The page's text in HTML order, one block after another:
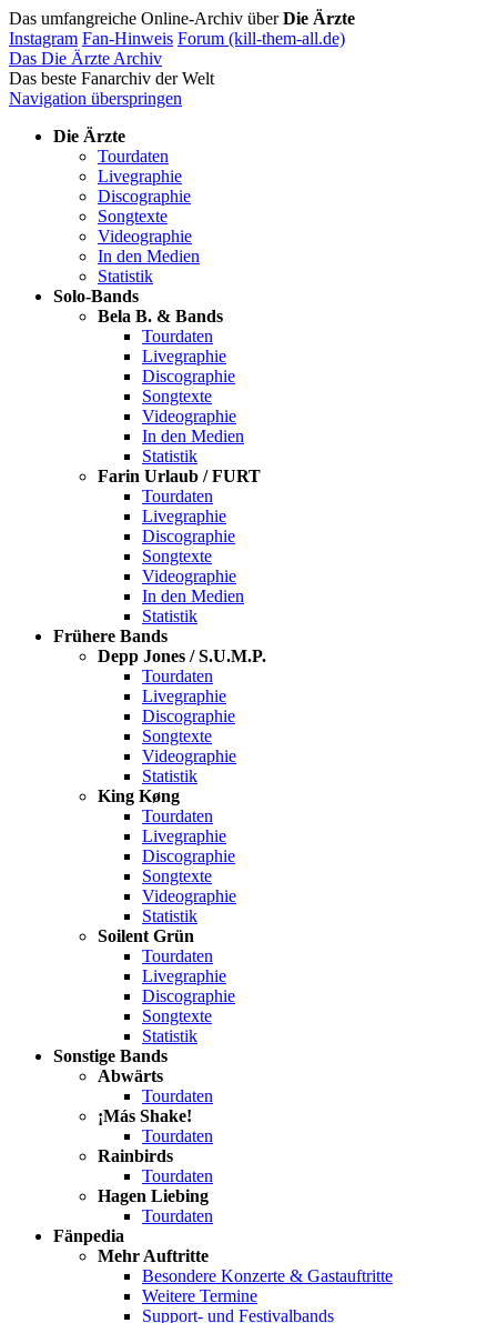
Das umfangreiche Online-Archiv überDie Ärzte
Instagram Fan-Hinweis Forum (kill-them-all.de)
Das Die Ärzte Archiv
Das beste Fanarchiv der Welt
Navigation überspringen
Die Ärzte
Tourdaten
Livegraphie
Discographie
Songtexte
Videographie
In den Medien
Statistik
Solo-Bands
Bela B. & Bands
Tourdaten
Livegraphie
Discographie
Songtexte
Videographie
In den Medien
Statistik
Farin Urlaub / FURT
Tourdaten
Livegraphie
Discographie
Songtexte
Videographie
In den Medien
Statistik
Frühere Bands
Depp Jones / S.U.M.P.
Tourdaten
Livegraphie
Discographie
Songtexte
Videographie
Statistik
King Køng
Tourdaten
Livegraphie
Discographie
Songtexte
Videographie
Statistik
Soilent Grün
Tourdaten
Livegraphie
Discographie
Songtexte
Statistik
Sonstige Bands
Abwärts
Tourdaten
¡Más Shake!
Tourdaten
Rainbirds
Tourdaten
Hagen Liebing
Tourdaten
Fänpedia
Mehr Auftritte
Besondere Konzerte & Gastauftritte
Weitere Termine
Support- und Festivalbands